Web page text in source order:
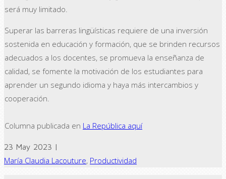
será muy limitado.
Superar las barreras lingüísticas requiere de una inversión
sostenida en educación y formación, que se brinden recursos
adecuados a los docentes, se promueva la enseñanza de
calidad, se fomente la motivación de los estudiantes para
aprender un segundo idioma y haya más intercambios y
cooperación.
Columna publicada en La República aquí
23 May 2023 |
María Claudia Lacouture, Productividad